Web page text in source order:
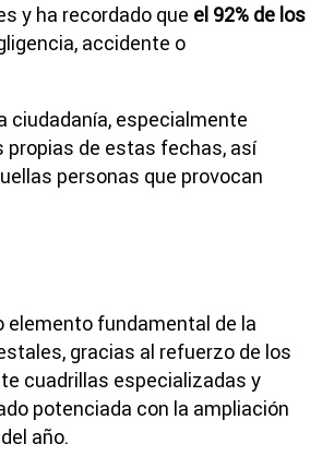
y ha recordado que el 92% de los
accidente o
ciudadanía, especialmente
propias de estas fechas, así
personas que provocan
elemento fundamental de la
gracias al refuerzo de los
cuadrillas especializadas y
potenciada con la ampliación
año.